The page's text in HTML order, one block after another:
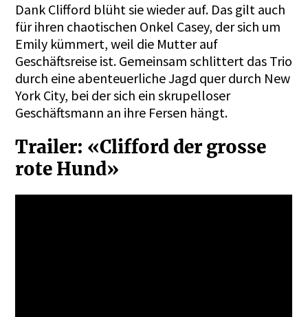
Dank Clifford blüht sie wieder auf. Das gilt auch
für ihren chaotischen Onkel Casey, der sich um
Emily kümmert, weil die Mutter auf
Geschäftsreise ist. Gemeinsam schlittert das Trio
durch eine abenteuerliche Jagd quer durch New
York City, bei der sich ein skrupelloser
Geschäftsmann an ihre Fersen hängt.
Trailer: «Clifford der grosse
rote Hund»